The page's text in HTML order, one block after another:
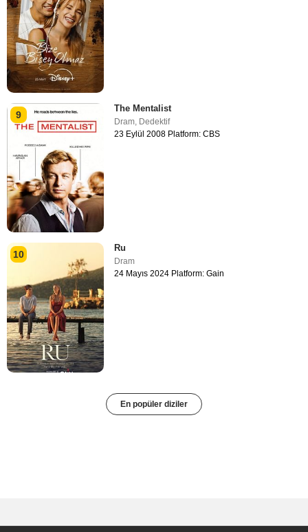
9
The Mentalist
Dram, Dedektif
23 Eylül 2008 Platform: CBS
10
Ru
Dram
24 Mayıs 2024 Platform: Gain
En popüler diziler